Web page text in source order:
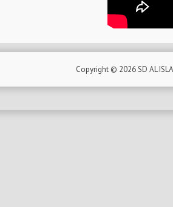
Copyright © 2026SD AL